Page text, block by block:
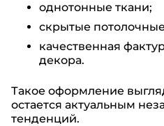
однотонные ткани;
скрытые
качественная
декора.
Такое оформление
остается актуальным
тенденций.